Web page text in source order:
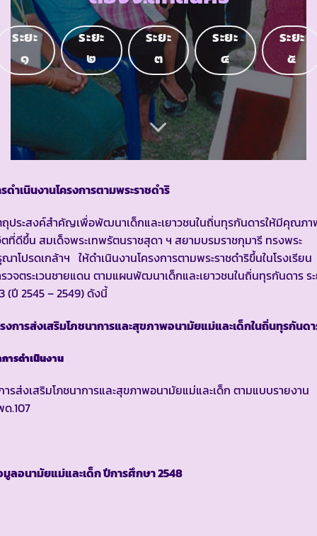
ระยะ
๑
ระยะ
๒
ระยะ
๓
ระยะ
๔
ระยะ
๕
ดำเนินงานโครงการตามพระราชดำริ
ประสงค์สำคัญเพื่อพัฒนาเด็กและเยาวชนในถิ่นทุรกันดารให้มีคุณภ
ที่ดีขึ้น สมเด็จพระเทพรัตนราชสุดา ฯ สยามบรมราชกุมารี ทรงพระ
าโปรดเกล้าฯ ให้ดำเนินงานโครงการตามพระราชดำริขึ้นในโรงเรียน
วจตระเวนชายแดน ตามแผนพัฒนาเด็กและเยาวชนในถิ่นทุรกันดาร ระ
(ปี 2545 – 2549) ดังนี้
งการส่งเสริมโภชนาการและสุขภาพอนามัยแม่และเด็กในถิ่นทุรกันด
ารดำเนินงาน
ารส่งเสริมโภชนาการและสุขภาพอนามัยแม่และเด็ก ตามแบบรายงาน
.107
ลอนามัยแม่และเด็ก ปีการศึกษา2548